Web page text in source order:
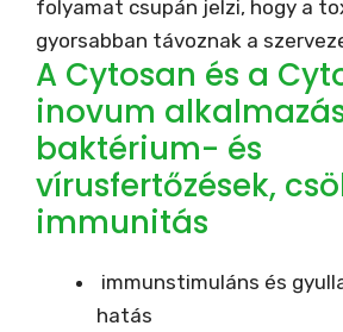
folyamat csupán jelzi, hogy a
gyorsabban távoznak a
A Cytosan és a
inovum
baktérium- és
vírusfertőzések,
immunitás
immunstimuláns és
hatás